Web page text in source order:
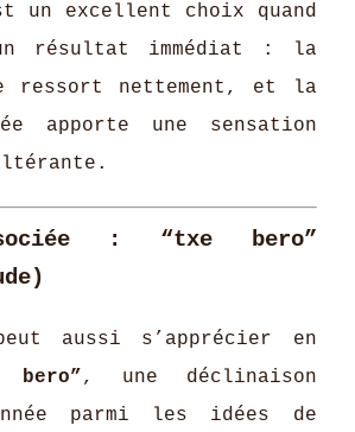
un excellent choix quand
résultat immédiat : la
ressort nettement, et la
apporte une sensation
: “txe bero”
aussi s’apprécier en
bero” , une déclinaison
parmi les idées de